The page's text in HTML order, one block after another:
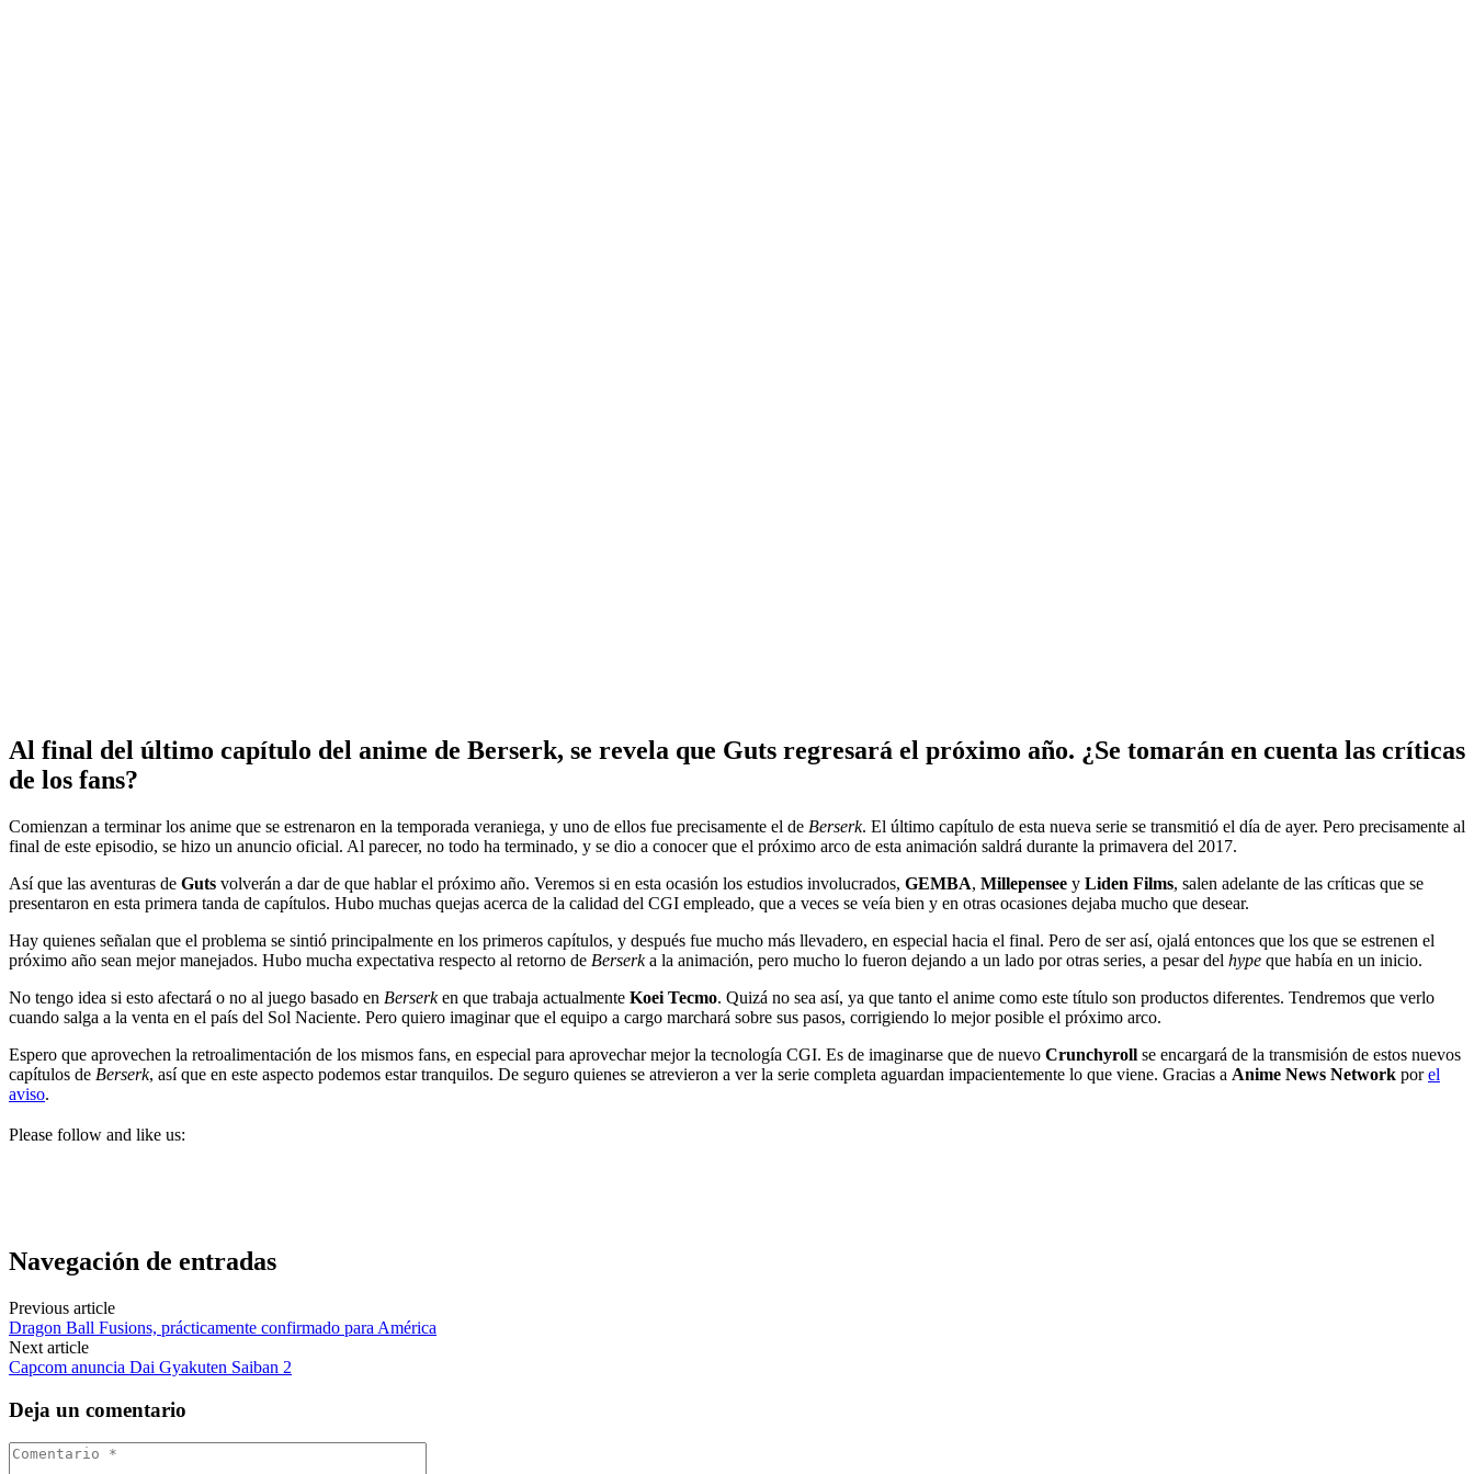
Al final del último capítulo del anime de Berserk, se revela que Guts regresará el próximo año. ¿Se tomarán en cuenta las críticas
de los fans?
Comienzan a terminar los anime que se estrenaron en la temporada veraniega, y uno de ellos fue precisamente el de Berserk. El último capítulo de esta nueva serie se transmitió el día de ayer. Pero precisamente al
final de este episodio, se hizo un anuncio oficial. Al parecer, no todo ha terminado, y se dio a conocer que el próximo arco de esta animación saldrá durante la primavera del 2017.
Así que las aventuras de Guts volverán a dar de que hablar el próximo año. Veremos si en esta ocasión los estudios involucrados, GEMBA, Millepensee y Liden Films, salen adelante de las críticas que se
presentaron en esta primera tanda de capítulos. Hubo muchas quejas acerca de la calidad del CGI empleado, que a veces se veía bien y en otras ocasiones dejaba mucho que desear.
Hay quienes señalan que el problema se sintió principalmente en los primeros capítulos, y después fue mucho más llevadero, en especial hacia el final. Pero de ser así, ojalá entonces que los que se estrenen el
próximo año sean mejor manejados. Hubo mucha expectativa respecto al retorno de Berserka la animación, pero mucho lo fueron dejando a un lado por otras series, a pesar del hype que había en un inicio.
No tengo idea si esto afectará o no al juego basado en Berserken que trabaja actualmente Koei Tecmo. Quizá no sea así, ya que tanto el anime como este título son productos diferentes. Tendremos que verlo
cuando salga a la venta en el país del Sol Naciente. Pero quiero imaginar que el equipo a cargo marchará sobre sus pasos, corrigiendo lo mejor posible el próximo arco.
Espero que aprovechen la retroalimentación de los mismos fans, en especial para aprovechar mejor la tecnología CGI. Es de imaginarse que de nuevo Crunchyroll se encargará de la transmisión de estos nuevos
capítulos de Berserk, así que en este aspecto podemos estar tranquilos. De seguro quienes se atrevieron a ver la serie completa aguardan impacientemente lo que viene. Gracias a Anime News Network porel
aviso.
Please follow and like us:
Navegación de entradas
Previous article
Dragon Ball Fusions, prácticamente confirmado para América
Next article
Capcom anuncia Dai Gyakuten Saiban 2
Deja un comentario